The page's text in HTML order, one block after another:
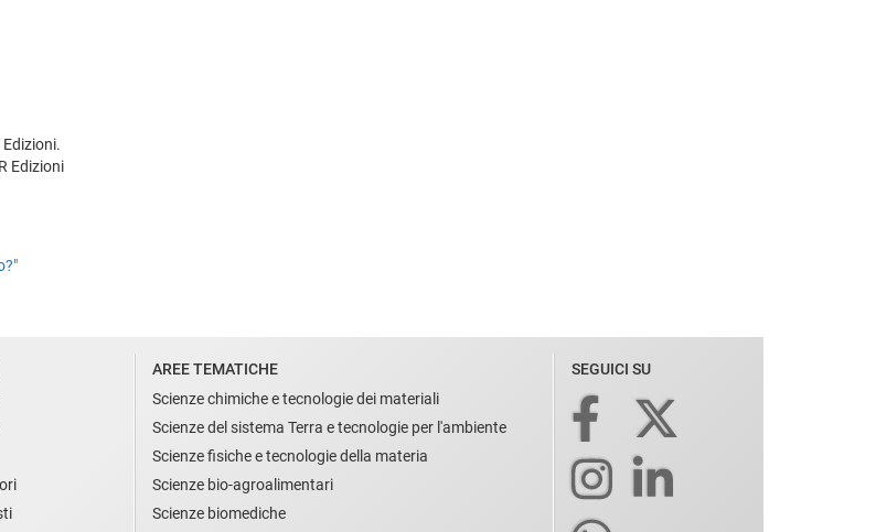
Edizioni
AREE TEMATICHE
Scienze chimiche e tecnologie dei materiali
Scienze del sistema Terra e tecnologie per l'ambiente
Scienze fisiche e tecnologie della materia
Scienze bio-agroalimentari
Scienze biomediche
SEGUICI SU